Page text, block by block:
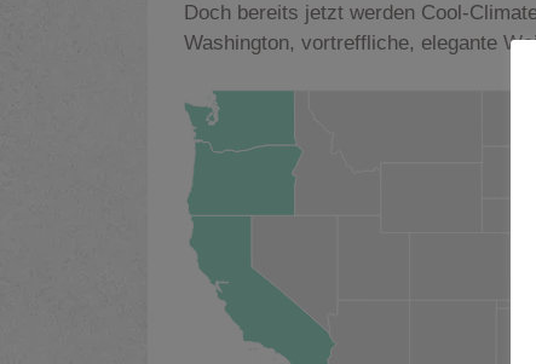
Doch bereits jetzt werden Cool-
Washington, vortreffliche, elegante